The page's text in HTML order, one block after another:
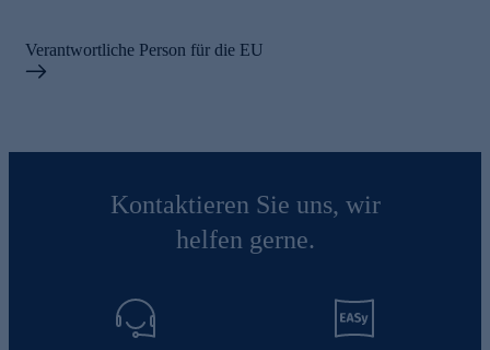
Verantwortliche Person für die EU
Kontaktieren Sie uns, wir
helfen gerne.